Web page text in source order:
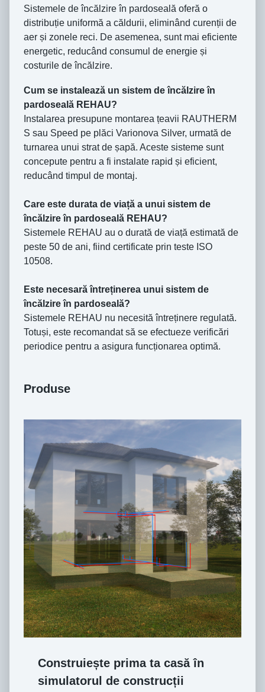
Sistemele de încălzire în pardoseală oferă o
distribuție uniformă a căldurii, eliminând curenții de
aer și zonele reci. De asemenea, sunt mai eficiente
energetic, reducând consumul de energie și
costurile de încălzire.
Cum se instalează un sistem de încălzire în
pardoseală REHAU?
Instalarea presupune montarea țeavii RAUTHERM
S sau Speed pe plăci Varionova Silver, urmată de
turnarea unui strat de șapă. Aceste sisteme sunt
concepute pentru a fi instalate rapid și eficient,
reducând timpul de montaj.
Care este durata de viață a unui sistem de
încălzire în pardoseală REHAU?
Sistemele REHAU au o durată de viață estimată de
peste 50 de ani, fiind certificate prin teste ISO
10508.
Este necesară întreținerea unui sistem de
încălzire în pardoseală?
Sistemele REHAU nu necesită întreținere regulată.
Totuși, este recomandat să se efectueze verificări
periodice pentru a asigura funcționarea optimă.
Produse
Construiește prima ta casă în
simulatorul de construcții